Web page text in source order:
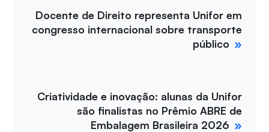
Docente de Direito representa Unifor em
congresso internacional sobre transporte
público
Criatividade e inovação: alunas da Unifor
são finalistas no Prêmio ABRE de
Embalagem Brasileira 2026